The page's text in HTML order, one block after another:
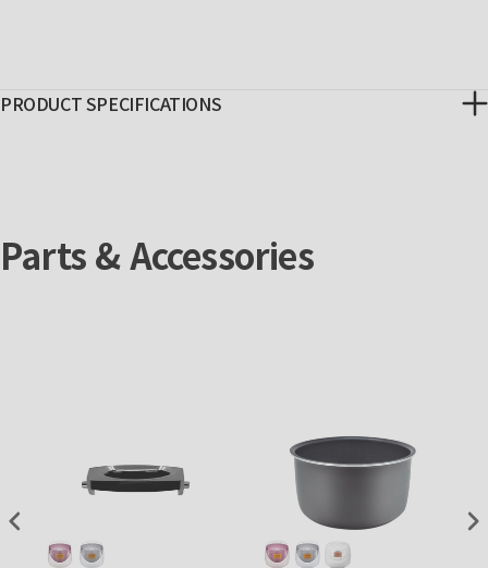
PRODUCT SPECIFICATIONS
Parts & Accessories